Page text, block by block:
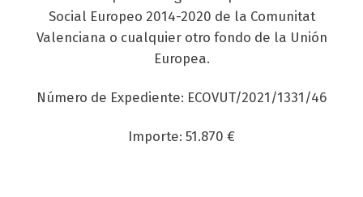
Social Europeo 2014-2020 de la Comunitat
Valenciana o cualquier otro fondo de la Unión
Europea.
Número de Expediente: ECOVUT/2021/1331/46
Importe: 51.870 €